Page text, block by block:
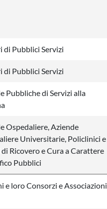
di Pubblici Servizi
di Pubblici Servizi
Pubbliche di Servizi alla
Ospedaliere, Aziende
Universitarie, Policlinici e
Ricovero e Cura a Carattere
Pubblici
e loro Consorzi e Associazioni